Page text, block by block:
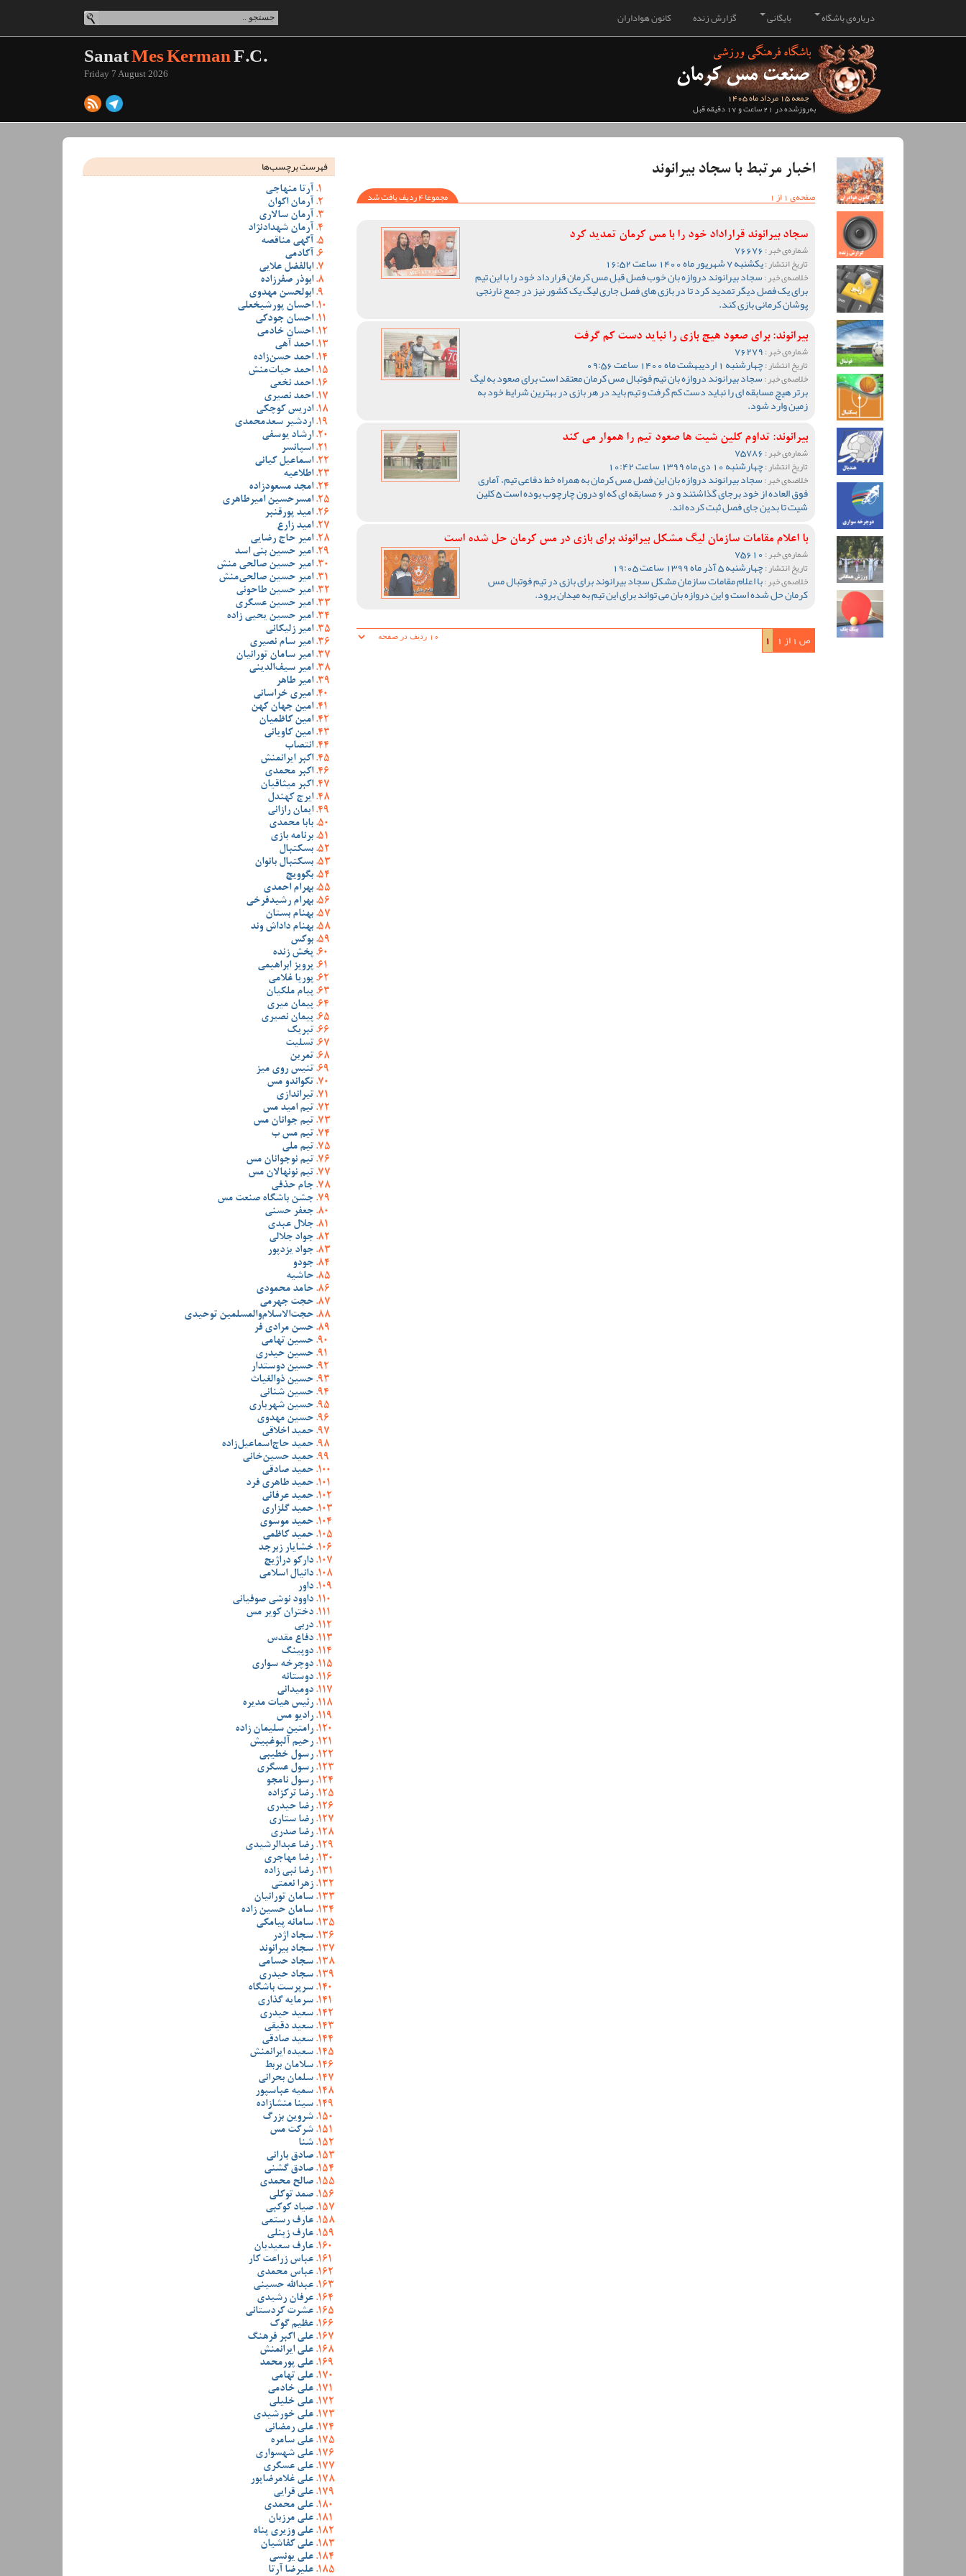
کانون هواداران گزارش زنده بایگانی درباره‌ی باشگاه
جمعه 15 مرداد ماه 1405
به‌روزشده در 21 ساعت و 17 دقیقه قبل
SanatMes KermanF.C.
Friday 7 August 2026
اخبار مرتبط با سجاد بیرانوند
صفحه‌ی 1 از 1
مجموعا 4 ردیف یافت شد
سجاد بیرانوند قراراداد خود را با مس کرمان تمدید کرد
شماره‌ی خبر :
تاریخ انتشار :یکشنبه 7 شهریور ماه 1400 ساعت 16:52
خلاصه‌ی خبر :سجاد بیرانوند دروازه بان خوب فصل قبل مس کرمان قرارداد خود را با این تیم
برای یک فصل دیگر تمدید کرد تا در بازی های فصل جاری لیگ یک کشور نیز در جمع نارنجی
پوشان کرمانی بازی کند.
بیرانوند: برای صعود هیچ بازی را نباید دست کم گرفت
شماره‌ی خبر :
تاریخ انتشار :چهارشنبه 1 اردیبهشت ماه 1400 ساعت 09:56
خلاصه‌ی خبر :سجاد بیرانوند دروازه بان تیم فوتبال مس کرمان معتقد است برای صعود به لیگ
برتر هیچ مسابقه ای را نباید دست کم گرفت و تیم باید در هر بازی در بهترین شرایط خود به
زمین وارد شود.
بیرانوند: تداوم کلین شیت ها صعود تیم را هموار می کند
شماره‌ی خبر :
تاریخ انتشار :چهارشنبه 10 دی ماه 1399 ساعت 10:42
خلاصه‌ی خبر :سجاد بیرانوند دروازه بان این فصل مس کرمان به همراه خط دفاعی تیم، آماری
فوق العاده از خود برجای گذاشتند و در 6 مسابقه ای که او درون چارچوب بوده است 5 کلین
شیت تا بدین جای فصل ثبت کرده اند.
با اعلام مقامات سازمان لیگ مشکل بیرانوند برای بازی در مس کرمان حل شده است
شماره‌ی خبر :
تاریخ انتشار :چهارشنبه 5 آذر ماه 1399 ساعت 19:05
خلاصه‌ی خبر :با اعلام مقامات سازمان مشکل سجاد بیرانوند برای بازی در تیم فوتبال مس
کرمان حل شده است و این دروازه بان می تواند برای این تیم به میدان برود.
ص 1 از 1 1
فهرست برچسب‌ها
آرتا منهاجی
آرمان اکوان
آرمان سالاری
آرمان شهدادنژاد
آگهی مناقصه
آکادمی
ابالفضل علایی
ابوذر صفرزاده
ابولحسن مهدوی
احسان پورشیخعلی
احسان جودکی
احسان خادمی
احمد آهی
احمد حسن‌زاده
احمد حیات‌منش
احمد نخعی
احمد نصیری
ادریس کوچکی
اردشیر سعدمحمدی
ارشاد یوسفی
اسپانسر
اسماعیل کیانی
اطلاعیه
امجد مسعودزاده
امسرحسین امیرطاهری
امید پورقنبر
امید زارع
امیر حاج رضایی
امیر حسین بنی اسد
امیر حسین صالحی منش
امیر حسین صالحی‌منش
امیر حسین طاحونی
امیر حسین عسگری
امیر حسین یحیی زاده
امیر زلیکانی
امیر سام نصیری
امیر سامان تورانیان
امیر سیف‌الدینی
امیر طاهر
امیری خراسانی
امین جهان کهن
امین کاظمیان
امین کاویانی
انتصاب
اکبر ایرانمنش
اکبر محمدی
اکبر میثاقیان
ایرج کهندل
ایمان رازانی
بابا محمدی
برنامه بازی
بسکتبال
بسکتبال بانوان
بگوویچ
بهرام احمدی
بهرام رشیدفرخی
بهنام بستان
بهنام داداش وند
بوکس
پخش زنده
پرویز ابراهیمی
پوریا غلامی
پیام ملکیان
پیمان میری
پیمان نصیری
تبریک
تسلیت
تمرین
تنیس روی میز
تکواندو مس
تیراندازی
تیم امید مس
تیم جوانان مس
تیم مس ب
تیم ملی
تیم نوجوانان مس
تیم نونهالان مس
جام حذفی
جشن باشگاه صنعت مس
جعفر حسنی
جلال عبدی
جواد جلالی
جواد یزدپور
جودو
حاشیه
حامد محمودی
حجت جهرمی
حجت‌الاسلام‌والمسلمین توحیدی
حسن مرادی فر
حسین تهامی
حسین حیدری
حسین دوستدار
حسین ذوالغیاث
حسین شنانی
حسین شهریاری
حسین مهدوی
حمید اخلاقی
حمید حاج‌اسماعیل‌زاده
حمید حسین‌خانی
حمید صادقی
حمید طاهری فرد
حمید عرفانی
حمید گلزاری
حمید موسوی
حمید کاظمی
خشایار زبرجد
دارکو دراژیچ
دانیال اسلامی
داور
داوود نوشی صوفیانی
دختران کویر مس
دربی
دفاع مقدس
دوپینگ
دوچرخه سواری
دوستانه
دومیدانی
رئیس هیات مدیره
رادیو مس
رامتین سلیمان زاده
رحیم آلبوغبیش
رسول خطیبی
رسول عسگری
رسول نامجو
رضا ترکزاده
رضا حیدری
رضا ستاری
رضا صدری
رضا عبدالرشیدی
رضا مهاجری
رضا نبی زاده
زهرا نعمتی
سامان تورانیان
سامان حسین زاده
سامانه پیامکی
سجاد اژدر
سجاد بیرانوند
سجاد حسامی
سجاد حیدری
سرپرست باشگاه
سرمایه گذاری
سعید حیدری
سعید دقیقی
سعید صادقی
سعیده ایرانمنش
سلامان بربط
سلمان بحرانی
سمیه عباسپور
سینا منشازاده
شروین بزرگ
شرکت مس
شنا
صادق بارانی
صادق گشنی
صالح محمدی
صمد توکلی
صیاد کوکبی
عارف رستمی
عارف زینلی
عارف سعیدیان
عباس زراعت کار
عباس محمدی
عبدالله حسینی
عرفان رشیدی
عشرت کردستانی
عظیم گوک
علی اکبر فرهنگ
علی ایرانمنش
علی پورمحمد
علی تهامی
علی خادمی
علی خلیلی
علی خورشیدی
علی رمضانی
علی سامره
علی شهسواری
علی عسگری
علی غلامرضاپور
علی قرایی
علی محمدی
علی مرزبان
علی وزیری پناه
علی کفاشیان
علی یونسی
علیرضا آرتا